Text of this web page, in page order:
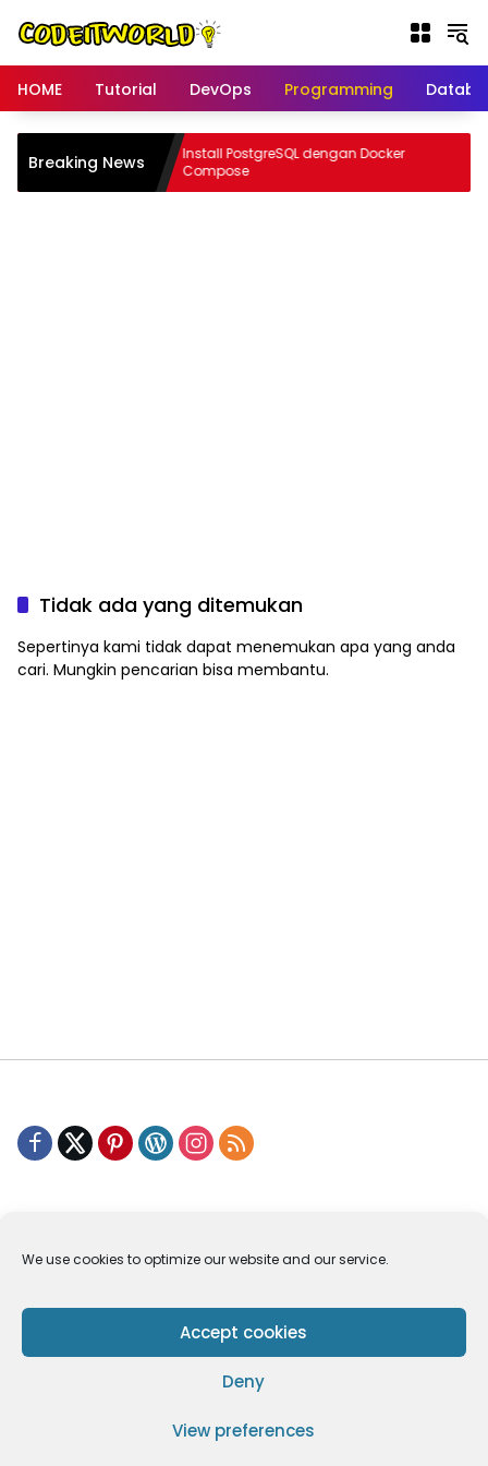
We use cookies to optimize our website and our service.
Accept cookies
Deny
View preferences
HOME
Tutorial DevOps Programming
Breaking News
tanpa
Install PostgreSQL dengan Docker
Compose
Tidak ada yang ditemukan
Sepertinya kami tidak dapat menemukan apa yang anda
cari. Mungkin pencarian bisa membantu.
Copyright © 2024 Codeitworld | All Rights Reserved.
Versi Non AMP